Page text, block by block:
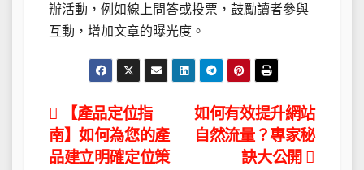
辦活動，例如線上問答或投票，鼓勵讀者參與
互動，增加文章的曝光度。
文
章
如何有效提升網站
自然流量？專家秘
訣大公開
【產品定位指
南】如何為您的產
品建立明確定位策